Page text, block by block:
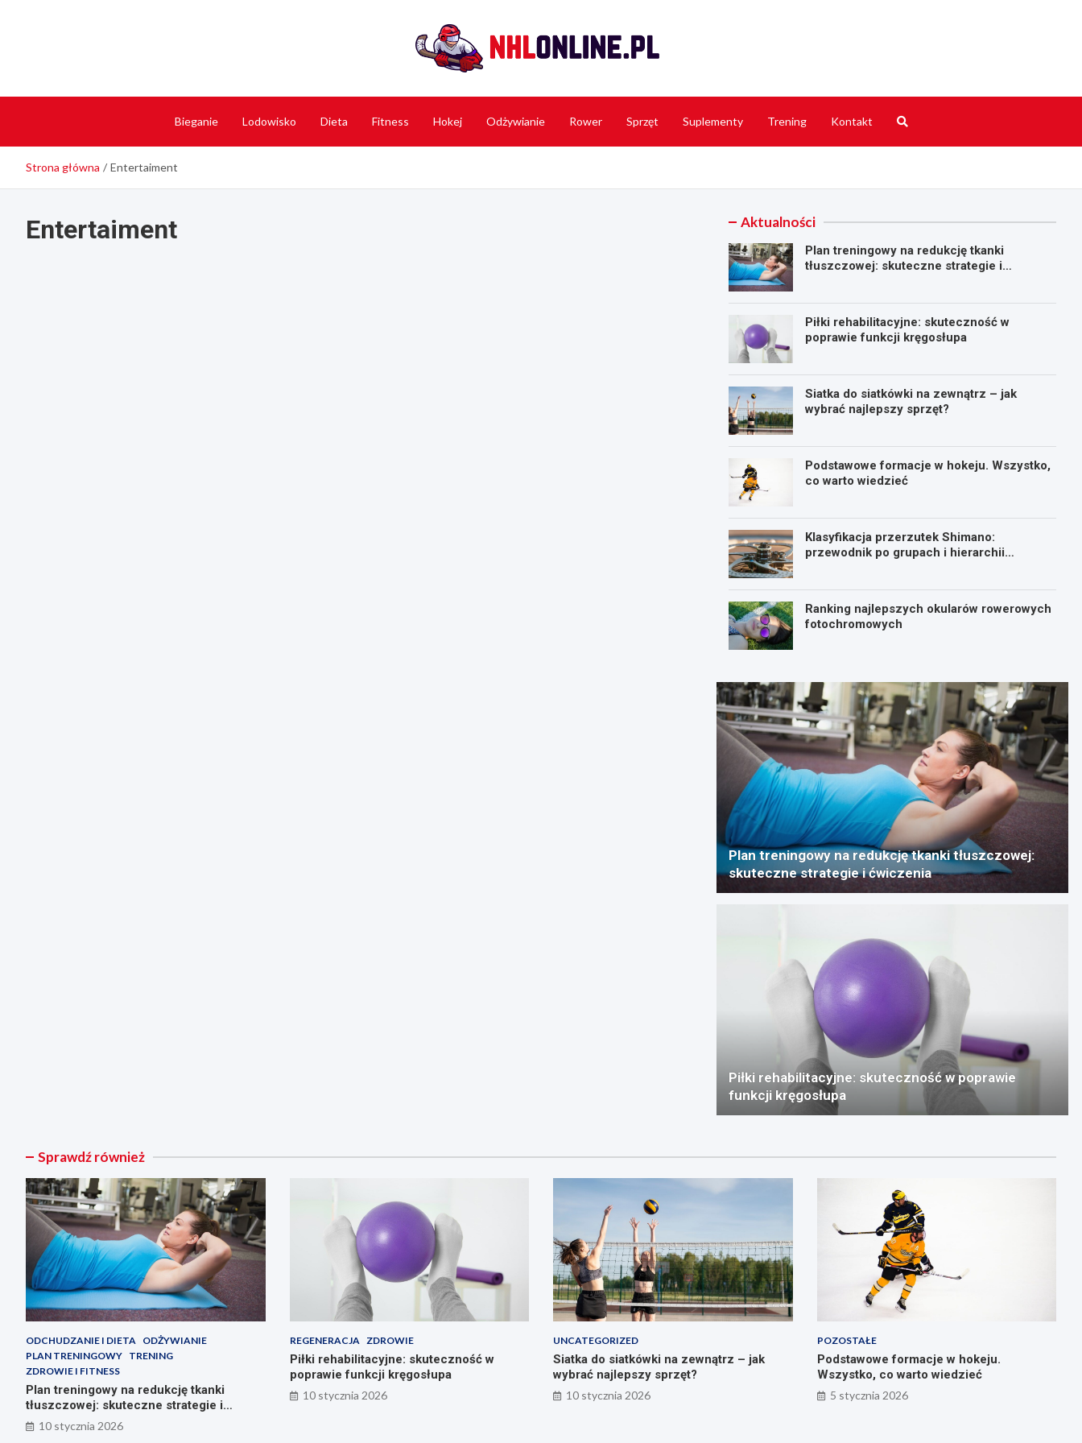
Bieganie Lodowisko Dieta Fitness Hokej Odżywianie Rower Sprzęt Suplementy Trening Kontakt
Strona główna Entertaiment
Entertaiment Aktualności
Plan treningowy na redukcję tkanki
tłuszczowej: skuteczne strategie i
Piłki rehabilitacyjne: skuteczność w
poprawie funkcji kręgosłupa
Siatka do siatkówki na zewnątrz – jak
wybrać najlepszy sprzęt?
Podstawowe formacje w hokeju. Wszystko,
co warto wiedzieć
Klasyfikacja przerzutek Shimano:
przewodnik po grupach i hierarchii
Ranking najlepszych okularów rowerowych
fotochromowych
Plan treningowy na redukcję tkanki tłuszczowej:
skuteczne strategie i ćwiczenia
Piłki rehabilitacyjne: skuteczność w poprawie
funkcji kręgosłupa
Sprawdź również
ODCHUDZANIE I DIETA ODŻYWIANIE
PLAN TRENINGOWY TRENING
ZDROWIE I FITNESS
Plan treningowy na redukcję tkanki
tłuszczowej: skuteczne strategie i
ćwiczenia
10 stycznia 2026
REGENERACJA ZDROWIE
Piłki rehabilitacyjne: skuteczność w
poprawie funkcji kręgosłupa
10 stycznia 2026
UNCATEGORIZED
Siatka do siatkówki na zewnątrz – jak
wybrać najlepszy sprzęt?
10 stycznia 2026
POZOSTAŁE
Podstawowe formacje w hokeju.
Wszystko, co warto wiedzieć
5 stycznia 2026